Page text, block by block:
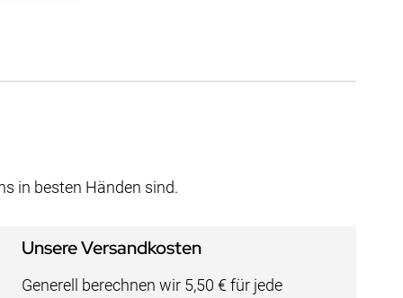
in besten Händen sind.
Unsere Versandkosten
Generell berechnen wir 5,50 € für jede